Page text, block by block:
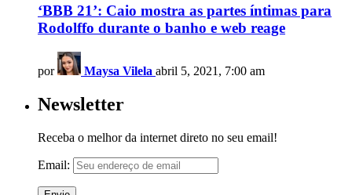
‘BBB 21’: Caio mostra as partes íntimas para
Rodolffo durante o banho e web reage
por Maysa Vilela abril 5, 2021, 7:00 am
Newsletter
Receba o melhor da internet direto no seu email!
Email: